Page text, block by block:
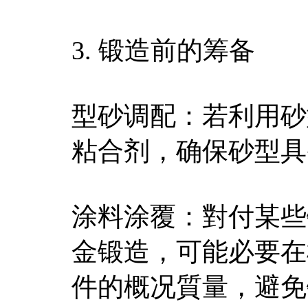
3. 锻造前的筹备
型砂调配：若利用
粘合剂，确保砂型
涂料涂覆：對付某
金锻造，可能必要
件的概况質量，避